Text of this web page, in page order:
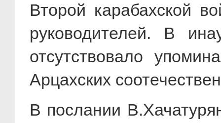
Второй карабахской
руководителей. В
отсутствовало
Арцахских
В послании